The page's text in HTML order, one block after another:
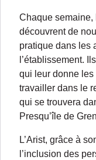
Chaque semaine,
découvrent de
pratique dans les
l’établissement.
qui leur donne
travailler dans le
qui se trouvera
Presqu’île de
L’Arist, grâce à
l’inclusion des